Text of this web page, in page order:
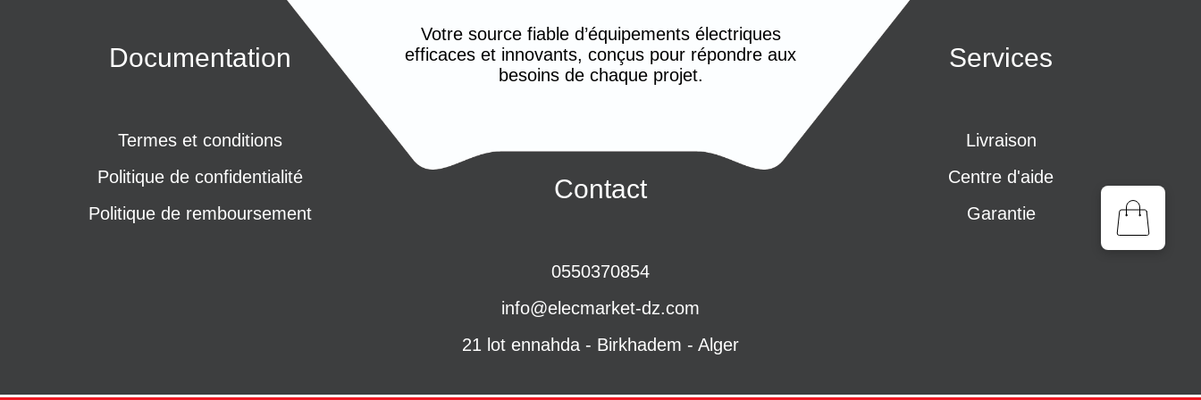
Votre source fiable d’équipements électriques
efficaces et innovants, conçus pour répondre aux
besoins de chaque projet.
Documentation
Termes et conditions
Politique de confidentialité
Politique de remboursement
Contact
0550370854
info@elecmarket-dz.com
21 lot ennahda - Birkhadem - Alger
Services
Livraison
Centre d'aide
Garantie